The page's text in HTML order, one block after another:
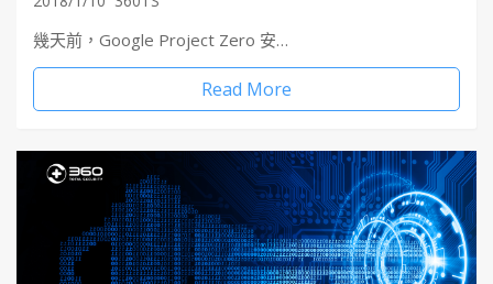
幾天前，Google Project Zero 安…
Read More